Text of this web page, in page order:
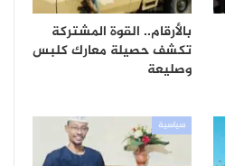
بالأرقام.. القوة المشتركة
تكشف حصيلة معارك كلبس
وصليعة
سياسية